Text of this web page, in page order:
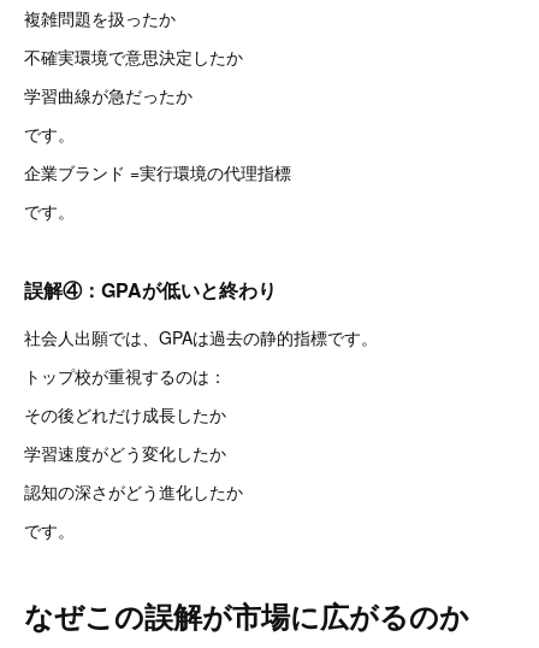
複雑問題を扱ったか
不確実環境で意思決定したか
学習曲線が急だったか
です。
企業ブランド =実行環境の代理指標
です。
誤解④：GPAが低いと終わり
社会人出願では、GPAは過去の静的指標です。
トップ校が重視するのは：
その後どれだけ成長したか
学習速度がどう変化したか
認知の深さがどう進化したか
です。
なぜこの誤解が市場に広がるのか